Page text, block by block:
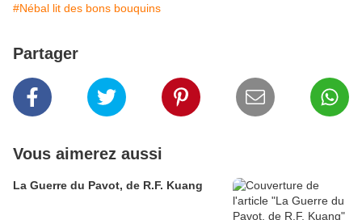
#Nébal lit des bons bouquins
Partager
Vous aimerez aussi
La Guerre du Pavot, de R.F. Kuang